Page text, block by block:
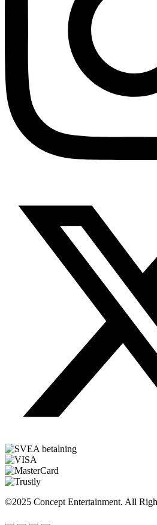
©2025 Concept Entertainment. All